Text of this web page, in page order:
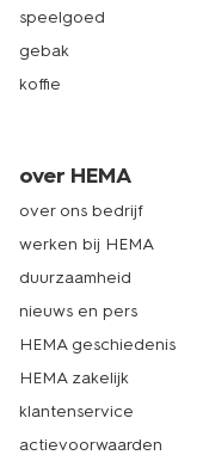
speelgoed
gebak
koffie
over HEMA
over ons bedrijf
werken bij HEMA
duurzaamheid
nieuws en pers
HEMA geschiedenis
HEMA zakelijk
klantenservice
actievoorwaarden